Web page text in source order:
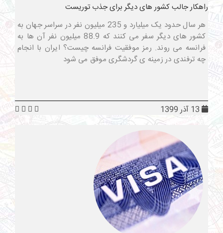
راهکار جالب کشور های دیگر برای جذب توریست
هر سال حدود یک میلیارد و 235 میلیون نفر در سراسر جهان به
کشور های دیگر سفر می کنند که 88.9 میلیون نفر آن ها به
فرانسه می روند. رمز موفقیت فرانسه چیست؟ ایران با انجام
چه ترفندی در زمینه ی گردشگری موفق می شود